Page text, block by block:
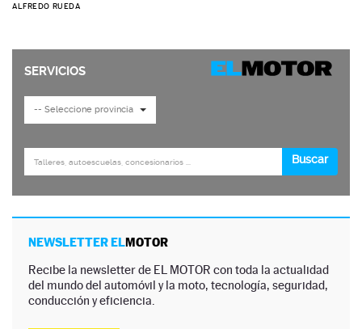
ALFREDO RUEDA
NEWSLETTER ELMOTOR
Recibe la newsletter de EL MOTOR con toda la actualidad
del mundo del automóvil y la moto, tecnología, seguridad,
conducción y eficiencia.